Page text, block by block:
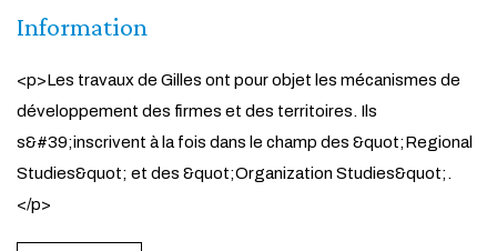
Information
<p>Les travaux de Gilles ont pour objet les mécanismes de
développement des firmes et des territoires. Ils
s&#39;inscrivent à la fois dans le champ des &quot;Regional
Studies&quot; et des &quot;Organization Studies&quot;.
</p>